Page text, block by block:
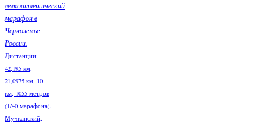
легкоатлетический
марафон в
Черноземье
России.
Дистанции:
42,195 км,
21,0975 км, 10
км, 1055 метров
(1/40 марафона).
Мучкапский,